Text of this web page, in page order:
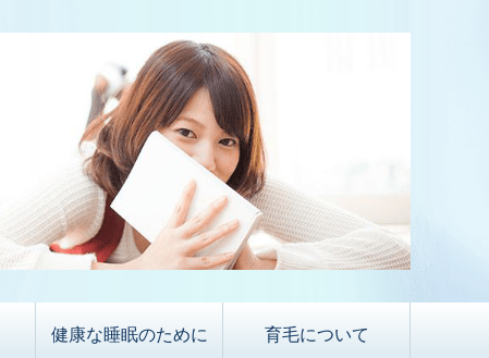
健康な睡眠のために 育毛について